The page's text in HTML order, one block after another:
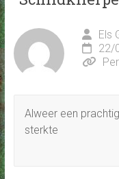
Els
22/
Alweer een
sterkte